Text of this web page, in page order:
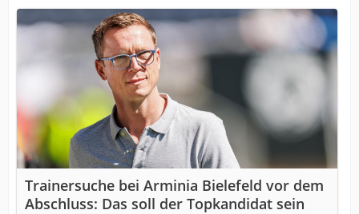
Trainersuche bei Arminia Bielefeld vor dem
Abschluss: Das soll der Topkandidat sein